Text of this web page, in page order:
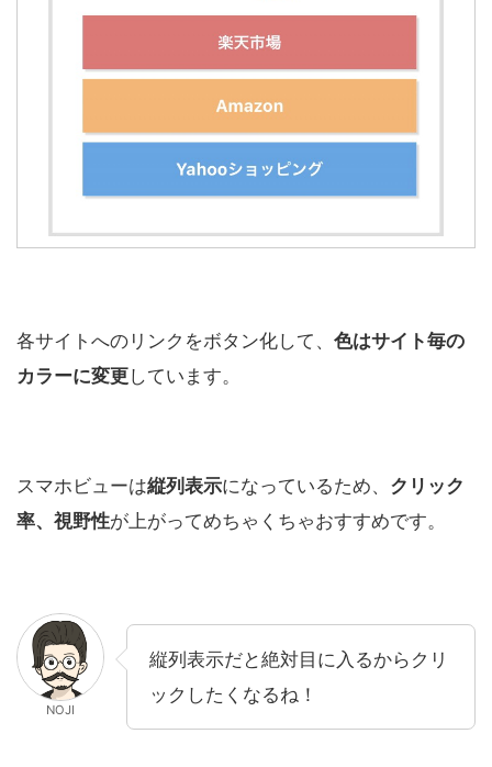
各サイトへのリンクをボタン化して、 色はサイト毎の
カラーに変更しています。
スマホビューは縦列表示になっているため、 クリック
率、視野性が上がってめちゃくちゃおすすめです。
NOJI
縦列表示だと絶対目に入るからクリ
ックしたくなるね！